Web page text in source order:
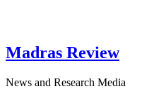
Madras Review
News and Research Media